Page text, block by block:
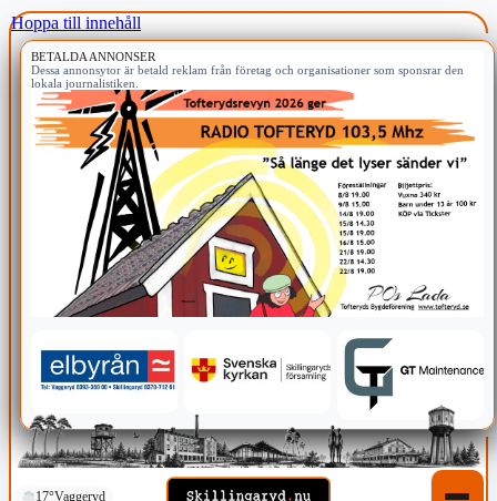
Hoppa till innehåll
BETALDA ANNONSER
Dessa annonsytor är betald reklam från företag och organisationer som sponsrar den
lokala journalistiken.
17°Vaggeryd